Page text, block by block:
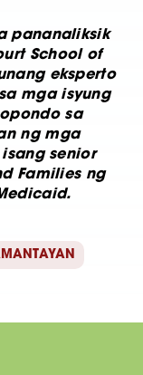
pananaliksik
School of
eksperto
mga isyung
sa
ng mga
senior
Families ng